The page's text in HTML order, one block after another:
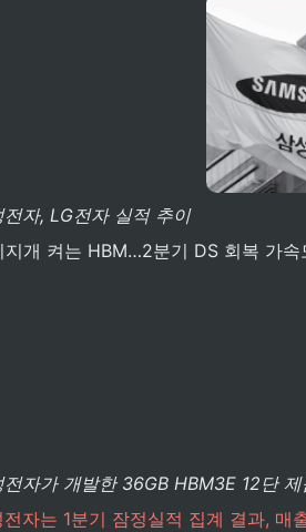
전자, LG전자 실적 추이
개 켜는 HBM…2분기 DS 회복 가
전자가 개발한 36GB HBM3E 12단 제
전자는 1분기 잠정실적 집계 결과,